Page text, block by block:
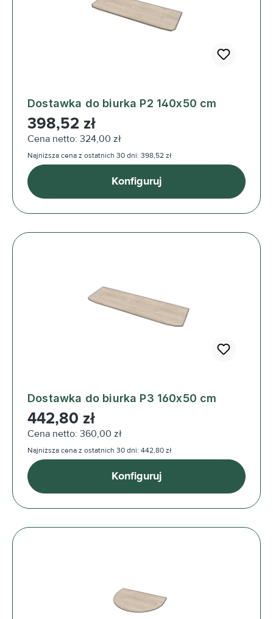
Dostawka do biurka P2 140x50 cm
Cena regularna:
398,52 zł
Cena netto: 324,00 zł
Najniższa cena z ostatnich 30 dni: 398,52 zł
Konfiguruj
Dostawka do biurka P3 160x50 cm
Cena regularna:
442,80 zł
Cena netto: 360,00 zł
Najniższa cena z ostatnich 30 dni: 442,80 zł
Konfiguruj